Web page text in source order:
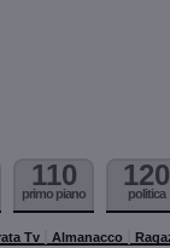
110
primo piano
120
politica
Tv Almanacco